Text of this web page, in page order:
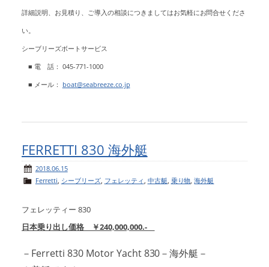
詳細説明、お見積り、ご導入の相談につきましてはお気軽にお問合せくださ
い。
シーブリーズボートサービス
■ 電 話： 045-771-1000
■ メール： boat@seabreeze.co.jp
FERRETTI 830 海外艇
2018.06.15
Ferretti, シーブリーズ, フェレッティ, 中古艇, 乗り物,海外艇
フェレッティー 830
日本乗り出し価格 ￥240,000,000.-
－Ferretti 830 Motor Yacht 830－海外艇－